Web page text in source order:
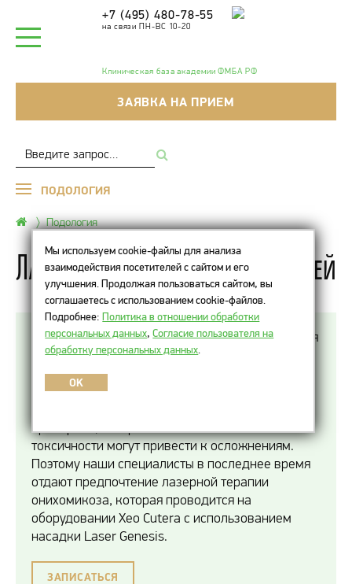
+7 (495) 480-78-55
на связи ПН-ВС 10-20
Клиническая база академии ФМБА РФ
ЗАЯВКА НА ПРИЕМ
ПОДОЛОГИЯ
Подология
Лазерное лечение грибка ногтей
Традиционно лечение грибка ногтей начинается
с местной обработки пораженной ногтевой
пластины и околоногтевого валика
антимикотическими средствами. В более
препараты, которые из-за своей высокой
токсичности могут привести к осложнениям.
Поэтому наши специалисты в последнее время
отдают предпочтение лазерной терапии
онихомикоза, которая проводится на
оборудовании Xeo Cutera с использованием
насадки Laser Genesis.
ЗАПИСАТЬСЯ
Мы используем cookie-файлы для анализа
взаимодействия посетителей с сайтом и его
улучшения. Продолжая пользоваться сайтом, вы
соглашаетесь с использованием cookie-файлов.
Подробнее:Политика в отношении обработки
персональных данных,Согласие пользователя на
обработку персональных данных
OK